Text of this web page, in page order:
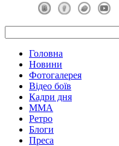
Головна
Новини
Фотогалерея
Відео боїв
Кадри дня
ММА
Ретро
Блоги
Преса